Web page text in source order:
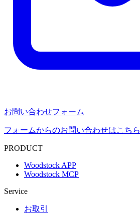
お問い合わせフォーム
フォームからのお問い合わせはこちら
PRODUCT
Woodstock APP
Woodstock MCP
Service
お取引